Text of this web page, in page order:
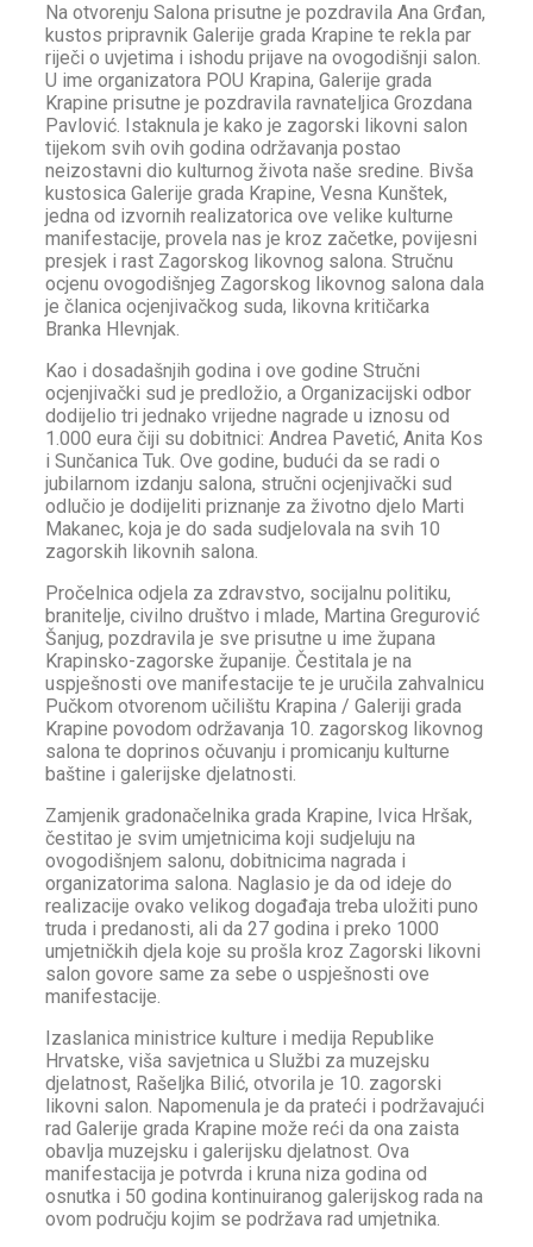
Na otvorenju Salona prisutne je pozdravila Ana Grđan,
kustos pripravnik Galerije grada Krapine te rekla par
riječi o uvjetima i ishodu prijave na ovogodišnji salon.
U ime organizatora POU Krapina, Galerije grada
Krapine prisutne je pozdravila ravnateljica Grozdana
Pavlović. Istaknula je kako je zagorski likovni salon
tijekom svih ovih godina održavanja postao
neizostavni dio kulturnog života naše sredine. Bivša
kustosica Galerije grada Krapine, Vesna Kunštek,
jedna od izvornih realizatorica ove velike kulturne
manifestacije, provela nas je kroz začetke, povijesni
presjek i rast Zagorskog likovnog salona. Stručnu
ocjenu ovogodišnjeg Zagorskog likovnog salona dala
je članica ocjenjivačkog suda, likovna kritičarka
Branka Hlevnjak.
Kao i dosadašnjih godina i ove godine Stručni
ocjenjivački sud je predložio, a Organizacijski odbor
dodijelio tri jednako vrijedne nagrade u iznosu od
1.000 eura čiji su dobitnici: Andrea Pavetić, Anita Kos
i Sunčanica Tuk. Ove godine, budući da se radi o
jubilarnom izdanju salona, stručni ocjenjivački sud
odlučio je dodijeliti priznanje za životno djelo Marti
Makanec, koja je do sada sudjelovala na svih 10
zagorskih likovnih salona.
Pročelnica odjela za zdravstvo, socijalnu politiku,
branitelje, civilno društvo i mlade, Martina Gregurović
Šanjug, pozdravila je sve prisutne u ime župana
Krapinsko-zagorske županije. Čestitala je na
uspješnosti ove manifestacije te je uručila zahvalnicu
Pučkom otvorenom učilištu Krapina / Galeriji grada
Krapine povodom održavanja 10. zagorskog likovnog
salona te doprinos očuvanju i promicanju kulturne
baštine i galerijske djelatnosti.
Zamjenik gradonačelnika grada Krapine, Ivica Hršak,
čestitao je svim umjetnicima koji sudjeluju na
ovogodišnjem salonu, dobitnicima nagrada i
organizatorima salona. Naglasio je da od ideje do
realizacije ovako velikog događaja treba uložiti puno
truda i predanosti, ali da 27 godina i preko 1000
umjetničkih djela koje su prošla kroz Zagorski likovni
salon govore same za sebe o uspješnosti ove
manifestacije.
Izaslanica ministrice kulture i medija Republike
Hrvatske, viša savjetnica u Službi za muzejsku
djelatnost, Rašeljka Bilić, otvorila je 10. zagorski
likovni salon. Napomenula je da prateći i podržavajući
rad Galerije grada Krapine može reći da ona zaista
obavlja muzejsku i galerijsku djelatnost. Ova
manifestacija je potvrda i kruna niza godina od
osnutka i 50 godina kontinuiranog galerijskog rada na
ovom području kojim se podržava rad umjetnika.